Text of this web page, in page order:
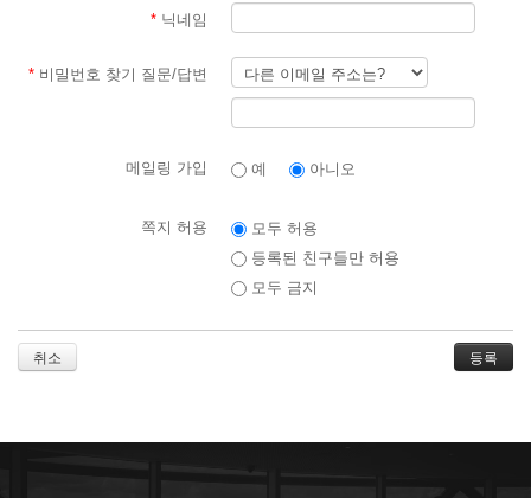
* 닉네임
* 비밀번호 찾기 질문/답변
메일링 가입 예 아니오
쪽지 허용
모두 허용
등록된 친구들만 허용
모두 금지
취소